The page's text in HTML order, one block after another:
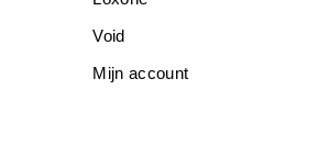
Void
Mijn account